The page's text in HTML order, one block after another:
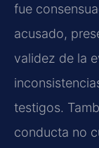
fue
acusado,
validez de la
testigos.
conducta no